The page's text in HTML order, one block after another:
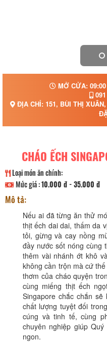
MỞ CỬA:
091
ĐỊA CHỈ: 151, BÙI THỊ
CHÁO ẾCH
Loại món ăn chính:
Mức giá :10.000 đ - 35.000 đ
Mô tả:
Nếu ai đã từng ăn thử
thịt ếch dai dai, thấm da
tỏi, gừng và cay nồng
đầy nước sốt nóng cùng
thêm vài nhánh ớt khô
không cần trộn mà cứ
thơm của cháo quyện
cùng miếng thịt ếch
Singapore chắc chắn
chất lượng tuyệt đối
cúng và tinh tế, cùng
chuyên nghiệp giúp
ngon.